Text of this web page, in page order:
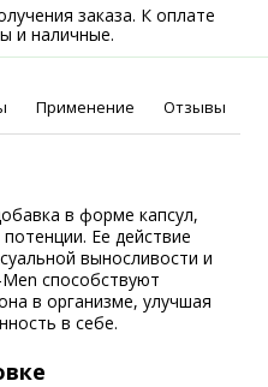
заказа. К оплате
и наличные.
Применение Отзывы
в форме капсул,
Ее действие
выносливости и
способствуют
в организме, улучшая
в себе.